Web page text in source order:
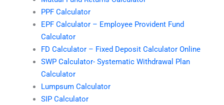
PPF Calculator
EPF Calculator – Employee Provident Fund
Calculator
FD Calculator – Fixed Deposit Calculator Online
SWP Calculator- Systematic Withdrawal Plan
Calculator
Lumpsum Calculator
SIP Calculator